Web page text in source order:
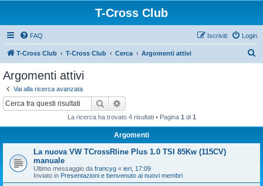
T-Cross Club
FAQ Login
Iscriviti
T-Cross Club T-Cross Club Cerca Argomenti attivi
Argomenti attivi
Vai alla ricerca avanzata
Cerca
La ricerca ha trovato 4 risultati • Pagina 1 di 1
Argomenti
La nuova VW TCrossRline Plus 1.0 TSI 85Kw (115CV)
manuale
Ultimo messaggio da francyg « ieri, 17:09
Inviato in Presentazioni e benvenuto ai nuovi membri